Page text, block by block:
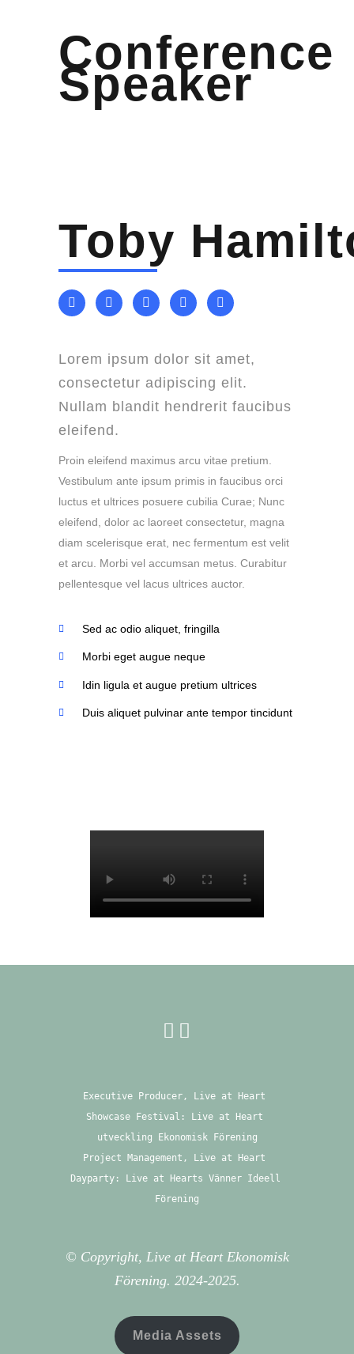
Conference
Speaker
Toby
Lorem ipsum dolor sit amet,
consectetur adipiscing elit.
Nullam blandit hendrerit faucibus
eleifend.
Proin eleifend maximus arcu vitae pretium.
Vestibulum ante ipsum primis in faucibus orci
luctus et ultrices posuere cubilia Curae; Nunc
eleifend, dolor ac laoreet consectetur, magna
diam scelerisque erat, nec fermentum est velit
et arcu. Morbi vel accumsan metus. Curabitur
pellentesque vel lacus ultrices auctor.
Sed ac odio aliquet, fringilla
Morbi eget augue neque
Idin ligula et augue pretium ultrices
Duis aliquet pulvinar ante tempor tincidunt
Executive Producer, Live at Heart
Showcase Festival: Live at Heart
utveckling Ekonomisk Förening
Project Management, Live at Heart
Dayparty: Live at Hearts Vänner Ideell
Förening
© Copyright, Live at Heart Ekonomisk
Förening. 2024-2025.
Media Assets